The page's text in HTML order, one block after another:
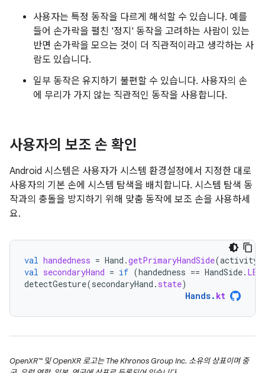
사용자는 특정 동작을 다르게 해석할 수 있습니다. 예를
들어 손가락을 펼친 '정지' 동작을 고려하는 사람이 있는
반면 손가락을 모으는 것이 더 직관적이라고 생각하는 사
람도 있습니다.
일부 동작은 유지하기 불편할 수 있습니다. 사용자의 손
에 무리가 가지 않는 직관적인 동작을 사용합니다.
사용자의 보조 손 확인
Android 시스템은 사용자가 시스템 환경설정에서 지정한 대로
사용자의 기본 손에 시스템 탐색을 배치합니다. 시스템 탐색 동
작과의 충돌을 방지하기 위해 맞춤 동작에 보조 손을 사용하세
요.
val handedness = Hand .getPrimaryHandSide(activity
val secondaryHand = if (handedness == HandSide.
detectGesture(secondaryHand . state)
Hands. kt
OpenXR™ 및 OpenXR 로고는 The Khronos Group Inc. 소유의 상표이며 중